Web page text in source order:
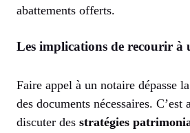
abattements offerts.
Les implications de recourir à
Faire appel à un notaire dépasse
des documents nécessaires. C’est
discuter des stratégies